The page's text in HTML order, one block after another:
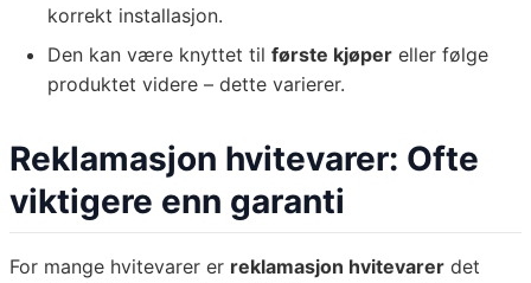
korrekt installasjon.
Den kan være knyttet til første kjøper eller følge
produktet videre – dette varierer.
Reklamasjon hvitevarer: Ofte
viktigere enn garanti
For mange hvitevarer er reklamasjon hvitevarer det